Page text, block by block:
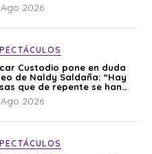
2026
Custodio pone en duda
de Naldy Saldaña: “Hay
que de repente se han
2026